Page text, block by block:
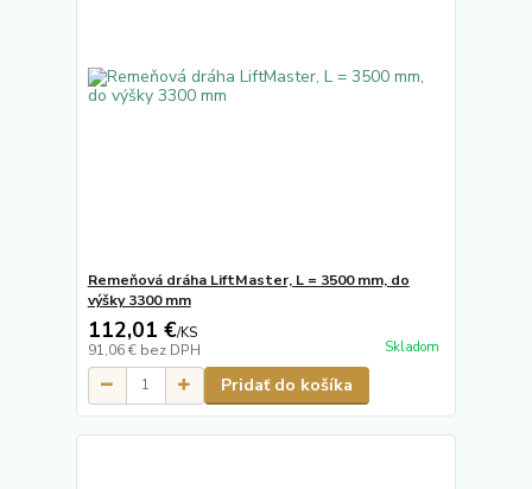
Remeňová dráha LiftMaster, L = 3500 mm, do
výšky 3300 mm
112,01 €/KS
91,06 € bez DPH Skladom
Pridať do košíka